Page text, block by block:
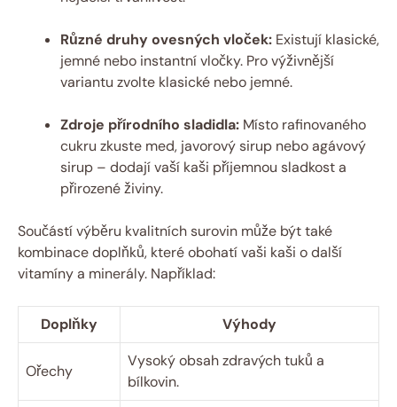
Různé druhy ovesných vloček: Existují klasické,
jemné nebo instantní vločky. Pro výživnější
variantu zvolte klasické nebo jemné.
Zdroje přírodního sladidla: Místo rafinovaného
cukru zkuste med, javorový sirup nebo agávový
sirup – dodají vaší kaši příjemnou sladkost a
přirozené živiny.
Součástí výběru kvalitních surovin může být také
kombinace doplňků, které obohatí vaši kaši o další
vitamíny a minerály. Například:
Doplňky Výhody
Ořechy
Vysoký obsah zdravých tuků a
bílkovin.